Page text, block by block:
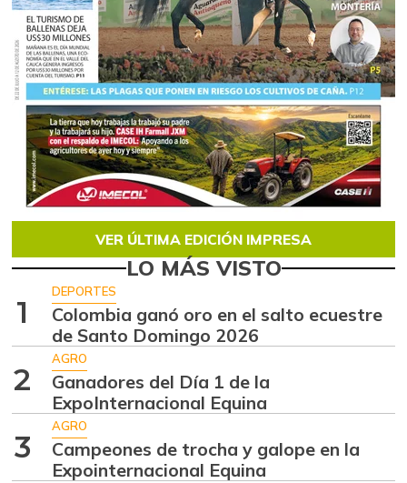
VER ÚLTIMA EDICIÓN IMPRESA
LO MÁS VISTO
1
DEPORTES
Colombia ganó oro en el salto ecuestre
de Santo Domingo 2026
2
AGRO
Ganadores del Día 1 de la
ExpoInternacional Equina
3
AGRO
Campeones de trocha y galope en la
Expointernacional Equina